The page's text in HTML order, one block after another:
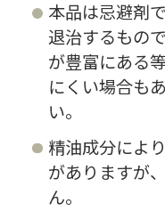
本品は忌避剤
退治するもの
が豊富にある
にくい場合も
い。
精油成分によ
がありますが
ん。